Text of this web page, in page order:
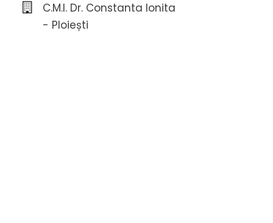
C.M.I. Dr. Constanta Ionita
- Ploiești